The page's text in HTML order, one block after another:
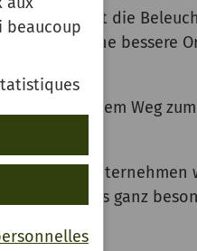
beaucoupspielt die
sie für eine bessere
Schritt auf dem Weg zum
Unternehmen
freut uns ganz